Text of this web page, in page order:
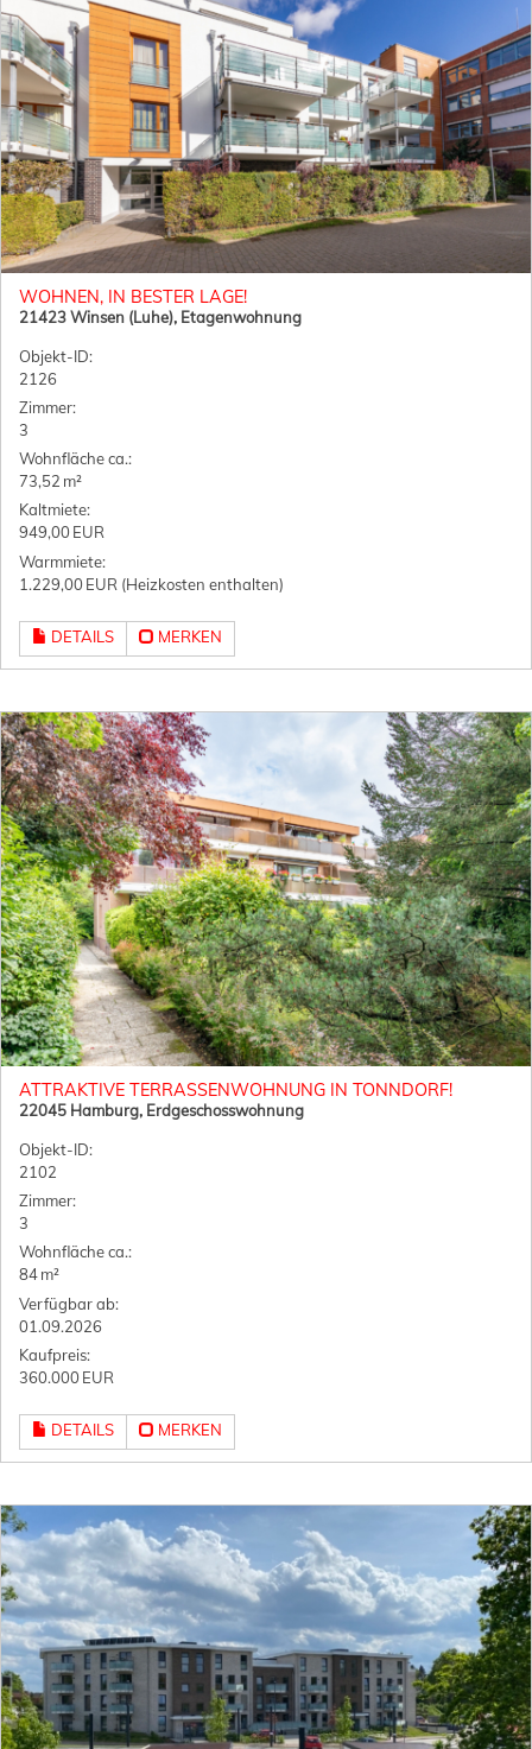
WOHNEN, IN BESTER LAGE!
21423 Winsen (Luhe), Etagenwohnung
Objekt-ID:
2126
Zimmer:
3
Wohnfläche ca.:
73,52 m²
Kaltmiete:
949,00 EUR
Warmmiete:
1.229,00 EUR (Heizkosten enthalten)
DETAILS MERKEN
ATTRAKTIVE TERRASSENWOHNUNG IN TONNDORF!
22045 Hamburg, Erdgeschosswohnung
Objekt-ID:
2102
Zimmer:
3
Wohnfläche ca.:
84 m²
Verfügbar ab:
01.09.2026
Kaufpreis:
360.000 EUR
DETAILS MERKEN